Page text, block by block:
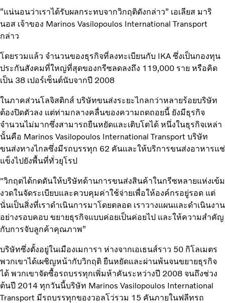
“แน่นอนว่าเราได้รับผลกระทบจากวิกฤติดังกล่าว” เอเลียส มาริ
นอส เจ้าของ Marinos Vasilopoulos International Transport
กล่าว
โดยรวมแล้ว จำนวนของธุรกิจที่ลงทะเบียนกับ IKA ซึ่งเป็นกองทุน
ประกันสังคมที่ใหญ่ที่สุดของกรีซลดลงถึง 119,000 ราย หรือคิด
เป็น 38 เปอร์เซ็นต์นับจากปี 2008
ในภาคส่วนโลจิสติกส์ บริษัทขนส่งระยะไกลกว่าหลายร้อยบริษัท
ต้องปิดตัวลง แต่ท่ามกลางคลื่นของความถดถอยนี้ ยังมีธุรกิจ
จำนวนไม่มากซึ่งสามารถยืนหยัดและเติบโตได้ หนึ่งในธุรกิจเหล่า
นั้นคือ Marinos Vasilopoulos International Transport บริษัท
ขนส่งทางไกลซึ่งมีรถบรรทุก 62 คันและให้บริการขนส่งอาหารแช่
แข็งไปยังพื้นที่ทั่วยุโรป
"วิกฤตได้กดดันให้บริษัทด้านการขนส่งสินค้าในกรีซหลายแห่งเข้ม
งวดในจัดระเบียบและควบคุมค่าใช้จ่ายเพื่อให้องค์กรอยู่รอด แต่
นั่นเป็นสิ่งที่เราดำเนินการมาโดยตลอด เราวางแผนและดำเนินงาน
อย่างรอบคอบ ขยายธุรกิจแบบค่อยเป็นค่อยไป และให้ความสำคัญ
กับการจับลูกค้าคุณภาพ”
บริษัทซึ่งตั้งอยู่ในเมืองเมการา ห่างจากเอเธนส์ราว 50 กิโลเมตร
พวกเขาได้เผชิญหน้ากับวิกฤติ ยืนหยัดและผ่านพ้นจนขยายธุรกิจ
ได้ พวกเขาจัดซื้อรถบรรทุกเพิ่มห้าคันระหว่างปี 2008 จนถึงช่วง
ต้นปี 2014 ทุกวันนี้บริษัท Marinos Vasilopoulos International
Transport มีรถบรรทุกของวอลโว่รวม 15 คันภายในฟลีทรถ